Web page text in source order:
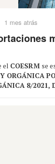
1 mes atrás
el COESRM se
ORGÁNICA
8/2021,